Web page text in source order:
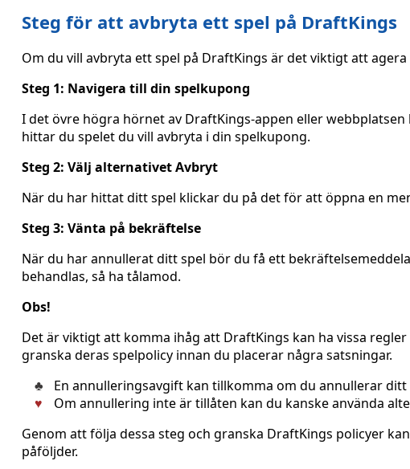
Steg för att avbryta ett spel på DraftKings
Om du vill avbryta ett spel på DraftKings är det viktigt att
Steg 1: Navigera till din spelkupong
I det övre högra hörnet av DraftKings-appen eller
hittar du spelet du vill avbryta i din spelkupong.
Steg 2: Välj alternativet Avbryt
När du har hittat ditt spel klickar du på det för att öppna en
Steg 3: Vänta på bekräftelse
När du har annullerat ditt spel bör du få ett
behandlas, så ha tålamod.
Obs!
Det är viktigt att komma ihåg att DraftKings kan ha vissa
granska deras spelpolicy innan du placerar några satsningar.
En annulleringsavgift kan tillkomma om du annullerar
Om annullering inte är tillåten kan du kanske använda
Genom att följa dessa steg och granska DraftKings policyer
påföljder.